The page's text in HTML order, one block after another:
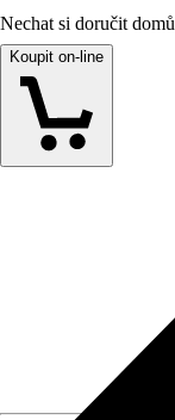
Nechat si doručit domů
Koupit on-line